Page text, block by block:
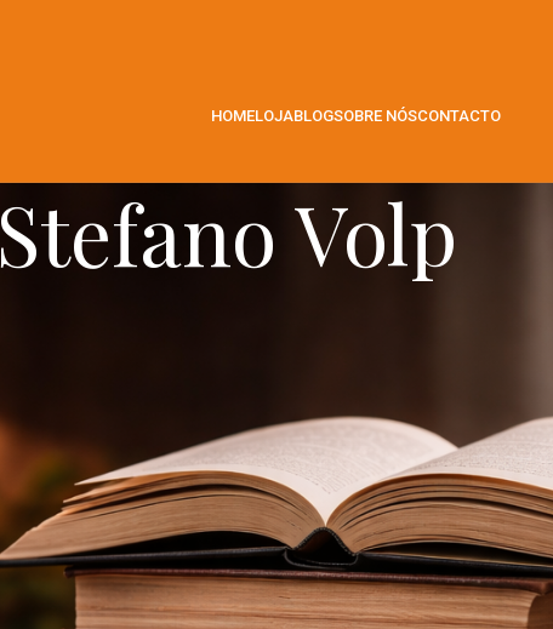
HOMELOJABLOGSOBRE NÓSCONTACTO
Stefano Volp